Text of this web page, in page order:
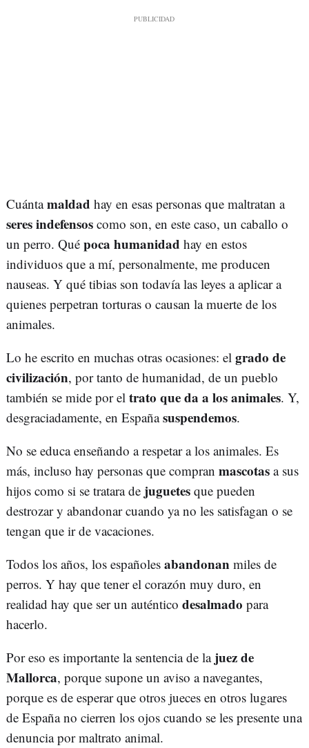
Cuántamaldad hay en esas personas que maltratan a
seres indefensos como son, en este caso, un caballo o
un perro. Qué poca humanidad hay en estos
individuos que a mí, personalmente, me producen
nauseas. Y qué tibias son todavía las leyes a aplicar a
quienes perpetran torturas o causan la muerte de los
animales.
Lo he escrito en muchas otras ocasiones: el grado de
civilización, por tanto de humanidad, de un pueblo
también se mide por el trato que da a los animales. Y,
desgraciadamente, en Españasuspendemos.
No se educa enseñando a respetar a los animales. Es
más, incluso hay personas que compran mascotas a sus
hijos como si se tratara de juguetes que pueden
destrozar y abandonar cuando ya no les satisfagan o se
tengan que ir de vacaciones.
Todos los años, los españoles abandonan miles de
perros. Y hay que tener el corazón muy duro, en
realidad hay que ser un auténtico desalmado para
hacerlo.
Por eso es importante la sentencia de la juez de
Mallorca, porque supone un aviso a navegantes,
porque es de esperar que otros jueces en otros lugares
de España no cierren los ojos cuando se les presente una
denuncia por maltrato animal.